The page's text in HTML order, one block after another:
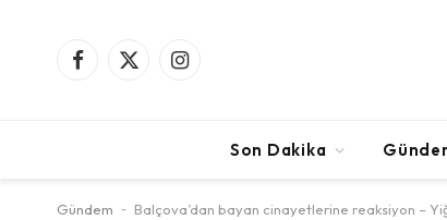
Facebook
X
Instagram
Son Dakika
Gündem - Balçova’dan bayan cinayetlerine reaksiyon –